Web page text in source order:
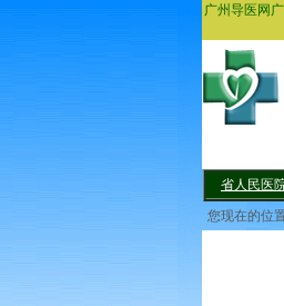
广州导医网
省人民医
您现在的位